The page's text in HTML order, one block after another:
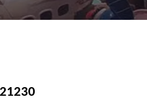
21230